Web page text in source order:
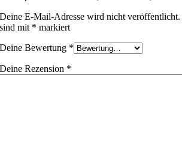
Deine E-Mail-Adresse wird nicht veröffentlicht.
sind mit * markiert
Deine Bewertung *
Deine Rezension *